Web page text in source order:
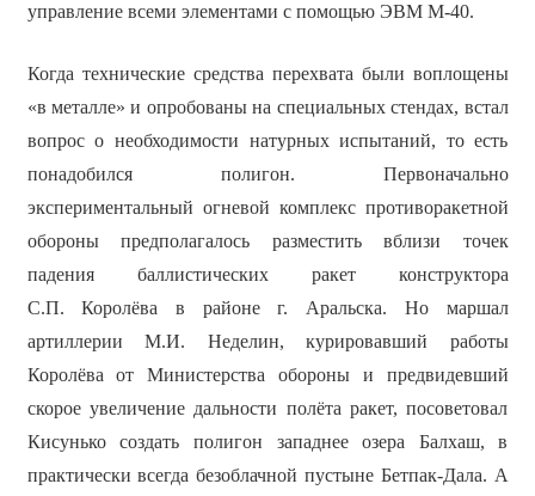
управление всеми элементами с помощью ЭВМ М-40.
Когда технические средства перехвата были воплощены
«в металле» и опробованы на специальных стендах, встал
вопрос о необходимости натурных испытаний, то есть
понадобился полигон. Первоначально
экспериментальный огневой комплекс противоракетной
обороны предполагалось разместить вблизи точек
падения баллистических ракет конструктора
С.П. Королёва в районе г. Аральска. Но маршал
артиллерии М.И. Неделин, курировавший работы
Королёва от Министерства обороны и предвидевший
скорое увеличение дальности полёта ракет, посоветовал
Кисунько создать полигон западнее озера Балхаш, в
практически всегда безоблачной пустыне Бетпак-Дала. А